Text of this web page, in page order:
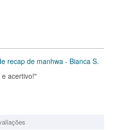
recap de manhwa - Bianca S.
acertivo!"